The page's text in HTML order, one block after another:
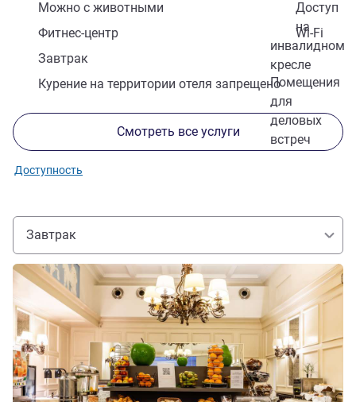
Можно с животными
Доступ
на
инвалидном
кресле
Фитнес-центр
Wi-Fi
Завтрак
Помещения
для
деловых
встреч
Курение на территории отеля запрещено
Смотреть все услуги
Доступность
Завтрак
Подробная информация